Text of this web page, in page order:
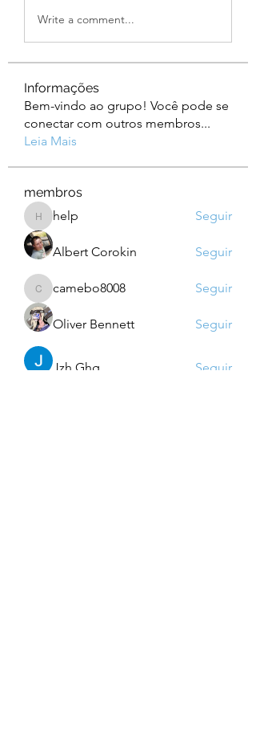
Write a comment...
Informações
Bem-vindo ao grupo! Você pode se
conectar com outros membros...
Leia Mais
membros
helphelp Seguir
Albert Corokin Seguir
camebo8008
camebo8008 Seguir
Oliver Bennett Seguir
Jzh Ghg
Seguir